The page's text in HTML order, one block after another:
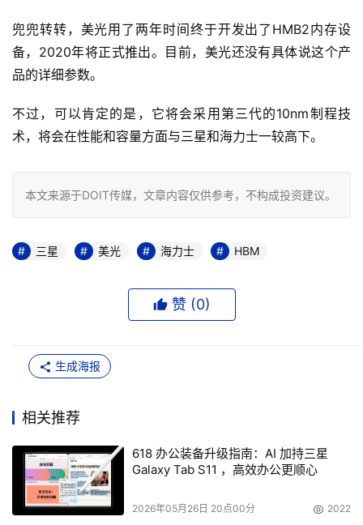
兜兜转转，美光用了两年时间终于开发出了HMB2内存设
备，2020年将正式推出。目前，美光还没有具体说这个产
品的详细参数。
不过，可以肯定的是，它将会采用第三代的10nm制程技
术，将会在性能和容量方面与三星和海力士一较高下。
本文来源于DOIT传媒，文章内容仅供参考，不构成投资建议。
三星 美光 海力士 HBM
赞 (0)
生成海报
相关推荐
618 办公装备升级指南：AI 加持三星
Galaxy Tab S11 ，高效办公更顺心
2026年05月26日 20点00分 2022